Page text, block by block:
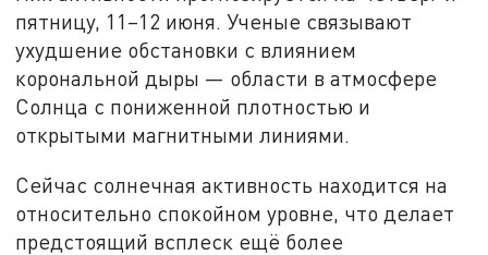
пятницу, 11–12 июня. Ученые связывают
ухудшение обстановки с влиянием
корональной дыры — области в атмосфере
Солнца с пониженной плотностью и
открытыми магнитными линиями.
Сейчас солнечная активность находится на
относительно спокойном уровне, что делает
предстоящий всплеск ещё более